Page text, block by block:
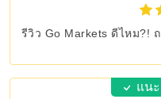
รีวิว Go Markets ดีไหม?!
แน